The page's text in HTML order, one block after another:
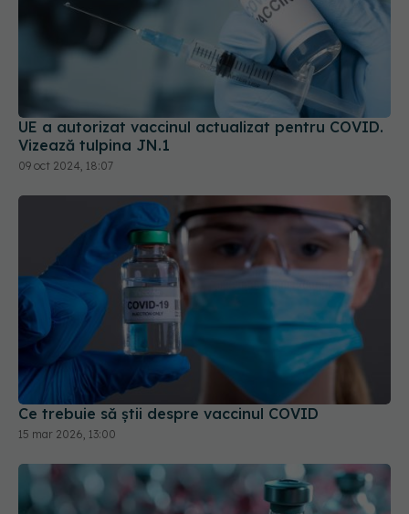
UE a autorizat vaccinul actualizat pentru COVID.
Vizează tulpina JN.1
09 oct 2024, 18:07
Ce trebuie să știi despre vaccinul COVID
15 mar 2026, 13:00